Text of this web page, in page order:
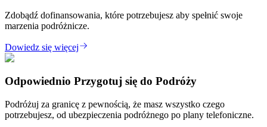
Zdobądź dofinansowania, które potrzebujesz aby spełnić swoje
marzenia podróżnicze.
Dowiedz się więcej
Odpowiednio Przygotuj się do Podróży
Podróżuj za granicę z pewnością, że masz wszystko czego
potrzebujesz, od ubezpieczenia podróżnego po plany telefoniczne.